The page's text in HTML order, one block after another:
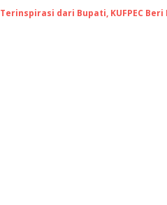
Terinspirasi dari Bupati, KUFPEC